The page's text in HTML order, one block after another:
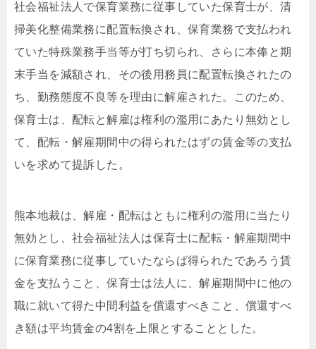
社会福祉法人で保育業務に従事していた保育士が、清
掃美化整備業務に配置転換され、保育業務で支払われ
ていた特殊業務手当等が打ち切られ、さらに本俸と期
末手当を減額され、その後用務員に配置転換されたの
ち、勤務態度不良等を理由に解雇された。このため、
保育士は、配転と解雇は権利の濫用にあたり無効とし
て、配転・解雇期間中の得られたはずの賃金等の支払
いを求めて提訴した。
熊本地裁は、解雇・配転はともに権利の濫用に当たり
無効とし、社会福祉法人は保育士に配転・解雇期間中
に保育業務に従事していたならば得られたであろう賃
金を支払うこと、保育士は法人に、解雇期間中に他の
職に就いて得た中間利益を償還すべきこと、償還すべ
き額は平均賃金の4割を上限とすることとした。